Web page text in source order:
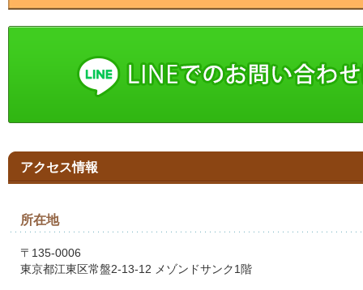
アクセス情報
所在地
〒135-0006
東京都江東区常盤2-13-12 メゾンドサンク1階